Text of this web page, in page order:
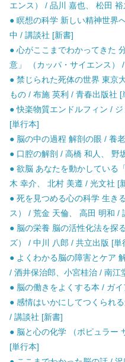
エンス） / 品川 嘉也、 松田
● 瞑想の科学 新しい精神世界
中 / 講談社 [新書]
● 心がここまでわかってきた
意」 （カッパ・サイエンス）
● 禁じられた死体の世界 東京
もの / 布施 英利 / 青春出版社 [
● 快楽物質エンドルフィン /
[単行本]
● 脳の中の過程 解剖の眼 / 養
● 口腔の解剖 / 高橋 和人、 野
● 欲脳 あなたを動かしている
木 幸介、 北村 美遵 / 光文社 [
● 死を見つめる心の科学 生き
ス） / 荒金 天倫、 高田 明和 /
● 脳の栄養 脳の活性化法を探
ズ） / 中川 八郎 / 共立出版 [単
● よくわかる脳の障害とケア
/ 酒井保治郎、小宮桂治 / 南江
● 脳の働きをよくする本 / ガ
● 感情はいかにしてつくられ
/ 講談社 [新書]
● 脳と心の化学 （ポピュラー
[単行本]